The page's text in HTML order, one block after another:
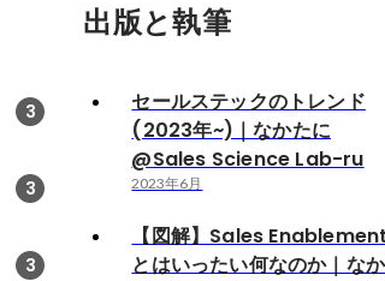
3
3
3
出版と執筆
セールステックのトレンド
(2023年~)｜なかたに
@Sales Science Lab-ru
2023年6月
【図解】Sales
とはいったい何なのか｜なか